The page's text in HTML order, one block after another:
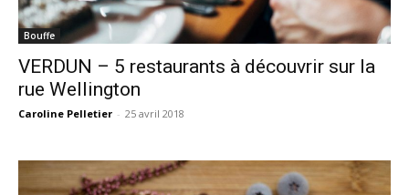
Bouffe
VERDUN – 5 restaurants à découvrir sur la
rue Wellington
Caroline Pelletier - 25 avril 2018